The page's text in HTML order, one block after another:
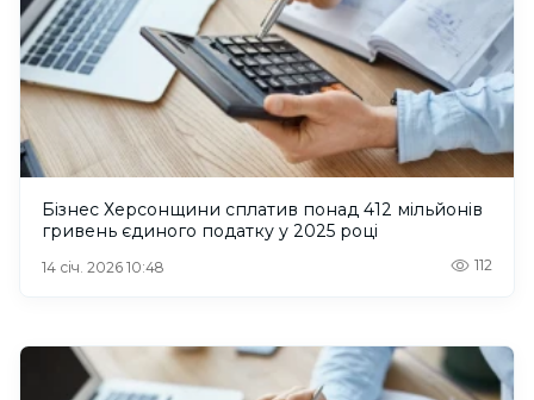
Бізнес Херсонщини сплатив понад 412 мільйонів
гривень єдиного податку у 2025 році
14 січ. 2026 10:48 112